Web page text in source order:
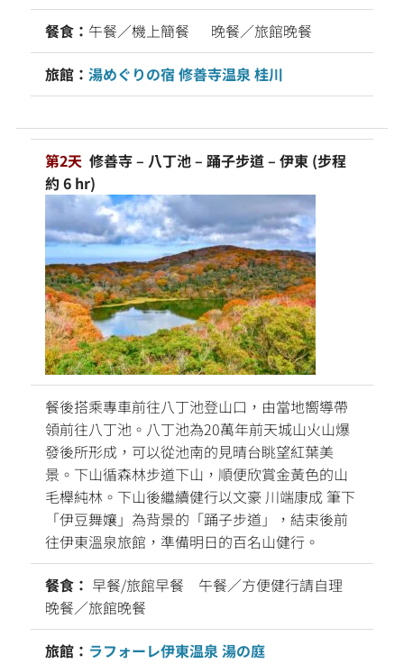
餐食： 午餐／機上簡餐 晚餐／旅館晚餐
旅館： 湯めぐりの宿 修善寺温泉 桂川
第2天 修善寺 – 八丁池 – 踊子步道 – 伊東 (步程
約 6 hr)
餐後搭乘專車前往八丁池登山口，由當地嚮導帶
領前往八丁池。八丁池為20萬年前天城山火山爆
發後所形成，可以從池南的見晴台眺望紅葉美
景。下山循森林步道下山，順便欣賞金黃色的山
毛櫸純林。下山後繼續健行以文豪 川端康成 筆下
「伊豆舞孃」為背景的「踊子步道」，結束後前
往伊東溫泉旅館，準備明日的百名山健行。
餐食： 早餐/旅館早餐 午餐／方便健行請自理
晚餐／旅館晚餐
旅館： ラフォーレ伊東温泉 湯の庭